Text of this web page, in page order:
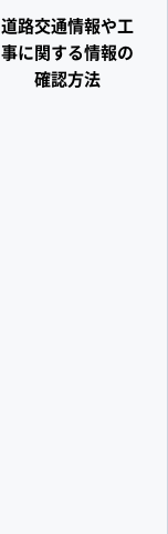
道路交通情報や工
事に関する情報の
確認方法